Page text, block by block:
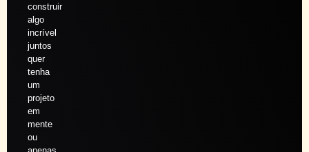
construir
algo
incrível
juntos
quer
tenha
um
projeto
em
mente
ou